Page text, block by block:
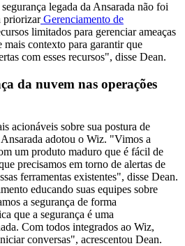
legada da Ansarada não foi
priorizarGerenciamento de
limitados para gerenciar ameaças
mais contexto para garantir que
com esses recursos", disse Dean.
da nuvem nas operações
acionáveis sobre sua postura de
adotou o Wiz. "Vimos a
um produto maduro que é fácil de
precisamos em torno de alertas de
ferramentas existentes", disse Dean.
educando suas equipes sobre
a segurança de forma
que a segurança é uma
Com todos integrados ao Wiz,
conversas", acrescentou Dean.